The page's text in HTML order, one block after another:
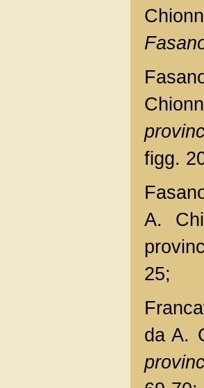
figg.
A.
25;
da A.